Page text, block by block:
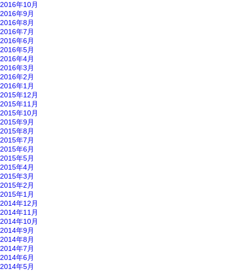
2016年10月
2016年9月
2016年8月
2016年7月
2016年6月
2016年5月
2016年4月
2016年3月
2016年2月
2016年1月
2015年12月
2015年11月
2015年10月
2015年9月
2015年8月
2015年7月
2015年6月
2015年5月
2015年4月
2015年3月
2015年2月
2015年1月
2014年12月
2014年11月
2014年10月
2014年9月
2014年8月
2014年7月
2014年6月
2014年5月